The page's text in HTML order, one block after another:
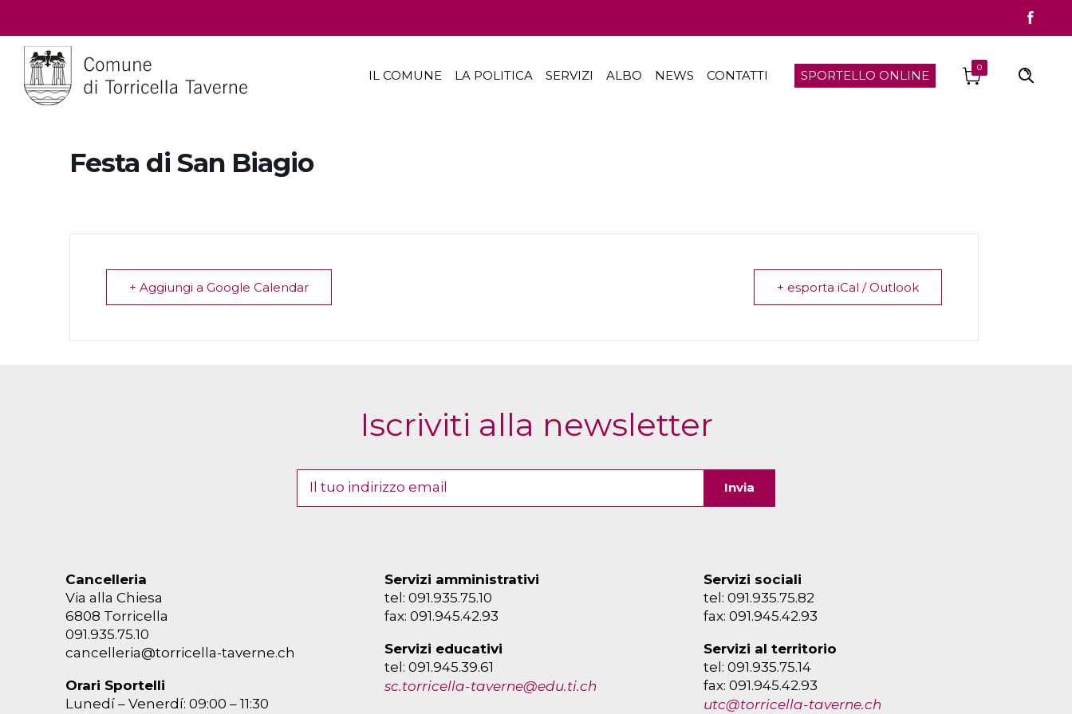
0
IL COMUNE LA POLITICA SERVIZI ALBO NEWS CONTATTI SPORTELLO ONLINE
Festa di San Biagio
+ Aggiungi a Google Calendar + esporta iCal / Outlook
Iscriviti alla newsletter
Cancelleria
Via alla Chiesa
6808 Torricella
091.935.75.10
cancelleria@torricella-taverne.ch
Orari Sportelli
Lunedí – Venerdí: 09:00 – 11:30
Servizi amministrativi
tel: 091.935.75.10
fax: 091.945.42.93
Servizi educativi
tel: 091.945.39.61
sc.torricella-taverne@edu.ti.ch
Servizi sociali
tel: 091.935.75.82
fax: 091.945.42.93
Servizi al territorio
tel: 091.935.75.14
fax: 091.945.42.93
utc@torricella-taverne.ch